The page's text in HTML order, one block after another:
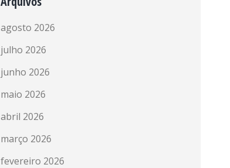
agosto 2026
julho 2026
junho 2026
maio 2026
abril 2026
março 2026
fevereiro 2026